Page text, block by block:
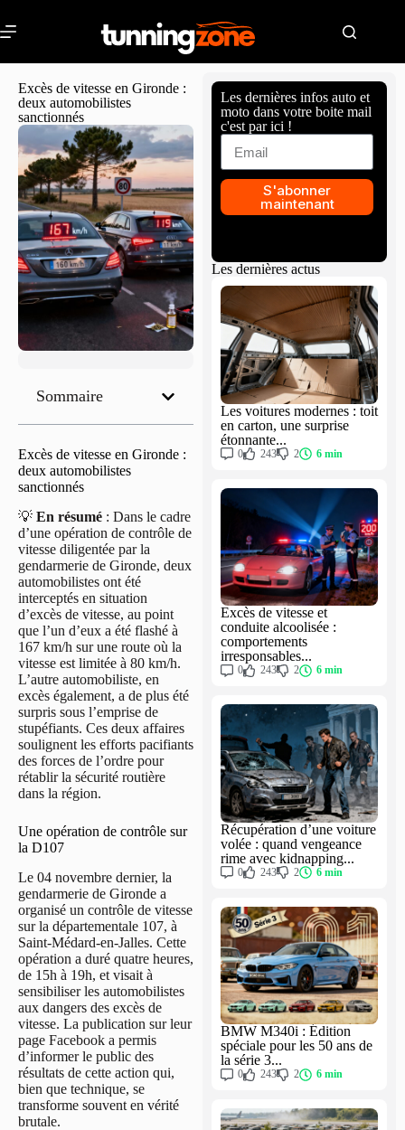
Excès de vitesse en Gironde :
deux automobilistes
sanctionnés
Sommaire
Excès de vitesse en Gironde :
deux automobilistes
sanctionnés
💡 En résumé : Dans le cadre
d’une opération de contrôle de
vitesse diligentée par la
gendarmerie de Gironde, deux
automobilistes ont été
interceptés en situation
d’excès de vitesse, au point
que l’un d’eux a été flashé à
167 km/h sur une route où la
vitesse est limitée à 80 km/h.
L’autre automobiliste, en
excès également, a de plus été
surpris sous l’emprise de
stupéfiants. Ces deux affaires
soulignent les efforts pacifiants
des forces de l’ordre pour
rétablir la sécurité routière
dans la région.
Une opération de contrôle sur
la D107
Le 04 novembre dernier, la
gendarmerie de Gironde a
organisé un contrôle de vitesse
sur la départementale 107, à
Saint-Médard-en-Jalles. Cette
opération a duré quatre heures,
de 15h à 19h, et visait à
sensibiliser les automobilistes
aux dangers des excès de
vitesse. La publication sur leur
page Facebook a permis
d’informer le public des
résultats de cette action qui,
bien que technique, se
transforme souvent en vérité
brutale.
Les dernières infos auto et
moto dans votre boite mail
c'est par ici !
S'abonner
maintenant
Les dernières actus
Les voitures modernes : toit
en carton, une surprise
étonnante...
0 243 2 6 min
Excès de vitesse et
conduite alcoolisée :
comportements
irresponsables...
0 243 2 6 min
Récupération d’une voiture
volée : quand vengeance
rime avec kidnapping...
0 243 2 6 min
BMW M340i : Édition
spéciale pour les 50 ans de
la série 3...
0 243 2 6 min